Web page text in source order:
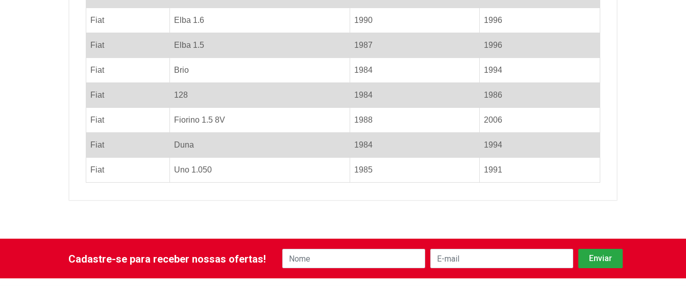
Fiat Elba 1.6 1990 1996
Fiat Elba 1.5 1987 1996
Fiat Brio 1984 1994
Fiat 128 1984 1986
Fiat Fiorino 1.5 8V 1988 2006
Fiat Duna 1984 1994
Fiat Uno 1.050 1985 1991
Cadastre-se para receber nossas ofertas!